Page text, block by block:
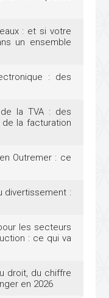
: et si votre
un ensemble
: des
la TVA : des
la facturation
Outremer : ce
divertissement :
les secteurs
: ce qui va
droit, du chiffre
en 2026